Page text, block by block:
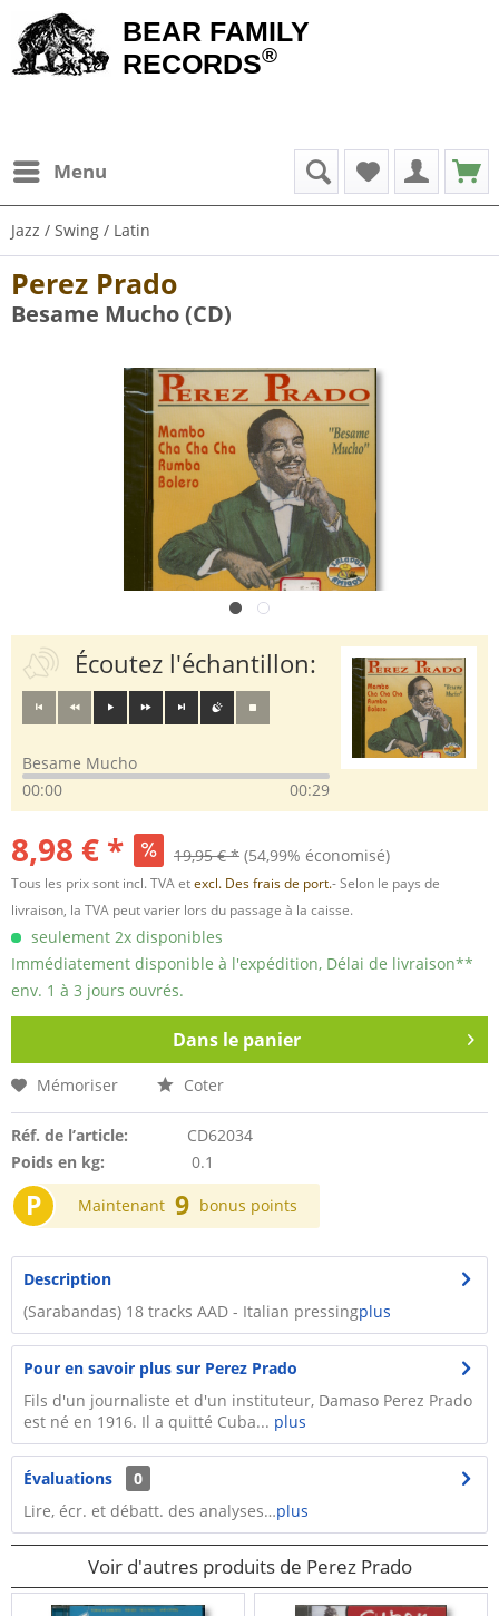
BEAR FAMILY
RECORDS®
Menu
Jazz / Swing / Latin
Perez Prado
Besame Mucho (CD)
Écoutez l'échantillon:
Besame Mucho
00:00
00:29
8,98 € * 19,95 € * (54,99% économisé)
Tous les prix sont incl. TVA etexcl. Des frais de port.- Selon le pays de
livraison, la TVA peut varier lors du passage à la caisse.
seulement 2x disponibles
Immédiatement disponible à l'expédition, Délai de livraison**
env. 1 à 3 jours ouvrés.
Dans le panier
Mémoriser Coter
Réf. de l’article:
CD62034
Poids en kg:
0.1
P Maintenant 9 bonus points
Description
(Sarabandas) 18 tracks AAD - Italian pressingplus
Pour en savoir plus sur Perez Prado
Fils d'un journaliste et d'un instituteur, Damaso Perez Prado
est né en 1916. Il a quitté Cuba... plus
Évaluations
0
Lire, écr. et débatt. des analyses…plus
Voir d'autres produits de Perez Prado